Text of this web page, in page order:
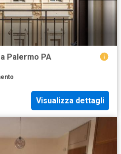
Palermo PA
Visualizza dettagli